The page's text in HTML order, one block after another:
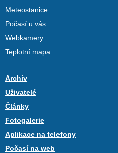
Meteostanice
Počasí u vás
Webkamery
Teplotní mapa
Archiv
Uživatelé
Články
Fotogalerie
Aplikace na telefony
Počasí na web